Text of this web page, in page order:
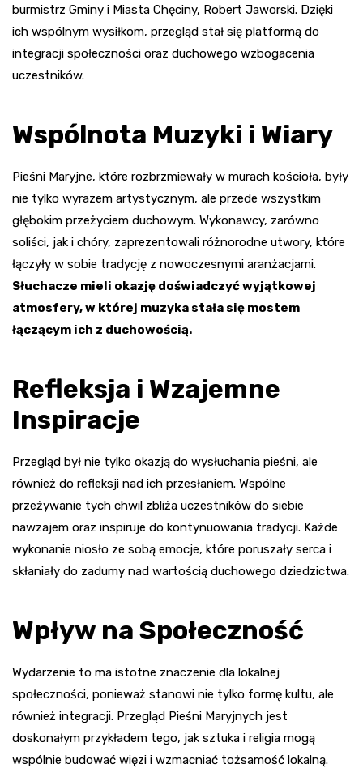
burmistrz Gminy i Miasta Chęciny, Robert Jaworski. Dzięki
ich wspólnym wysiłkom, przegląd stał się platformą do
integracji społeczności oraz duchowego wzbogacenia
uczestników.
Wspólnota Muzyki i Wiary
Pieśni Maryjne, które rozbrzmiewały w murach kościoła, były
nie tylko wyrazem artystycznym, ale przede wszystkim
głębokim przeżyciem duchowym. Wykonawcy, zarówno
soliści, jak i chóry, zaprezentowali różnorodne utwory, które
łączyły w sobie tradycję z nowoczesnymi aranżacjami.
Słuchacze mieli okazję doświadczyć wyjątkowej
atmosfery, w której muzyka stała się mostem
łączącym ich z duchowością.
Refleksja i Wzajemne
Inspiracje
Przegląd był nie tylko okazją do wysłuchania pieśni, ale
również do refleksji nad ich przesłaniem. Wspólne
przeżywanie tych chwil zbliża uczestników do siebie
nawzajem oraz inspiruje do kontynuowania tradycji. Każde
wykonanie niosło ze sobą emocje, które poruszały serca i
skłaniały do zadumy nad wartością duchowego dziedzictwa.
Wpływ na Społeczność
Wydarzenie to ma istotne znaczenie dla lokalnej
społeczności, ponieważ stanowi nie tylko formę kultu, ale
również integracji. Przegląd Pieśni Maryjnych jest
doskonałym przykładem tego, jak sztuka i religia mogą
wspólnie budować więzi i wzmacniać tożsamość lokalną.